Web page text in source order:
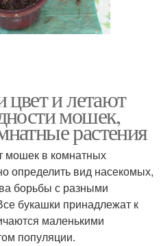
и летают
мошек,
растения
мошек в комнатных
определить вид насекомых,
борьбы с разными
букашки принадлежат к
маленькими
популяции.